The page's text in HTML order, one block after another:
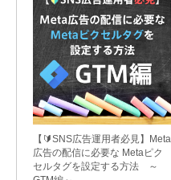
【🔰SNS広告運用者必見】Meta
広告の配信に必要な Metaピク
セルタグを設定する方法 ～